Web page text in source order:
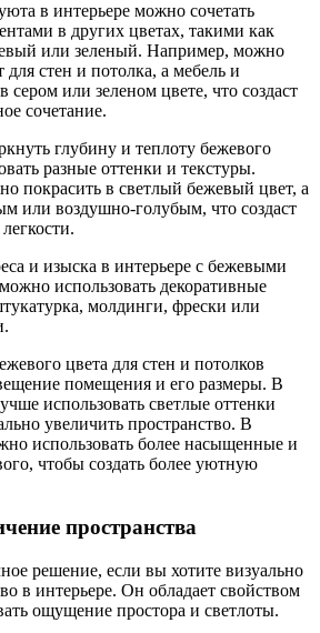
в интерьере можно сочетать
в других цветах, такими как
или зеленый. Например, можно
стен и потолка, а мебель и
сером или зеленом цвете, что создаст
сочетание.
глубину и теплоту бежевого
разные оттенки и текстуры.
покрасить в светлый бежевый цвет, а
или воздушно-голубым, что создаст
и изыска в интерьере с бежевыми
использовать декоративные
молдинги, фрески или
цвета для стен и потолков
помещения и его размеры. В
использовать светлые оттенки
увеличить пространство. В
использовать более насыщенные и
чтобы создать более уютную
пространства
решение, если вы хотите визуально
в интерьере. Он обладает свойством
ощущение простора и светлоты.